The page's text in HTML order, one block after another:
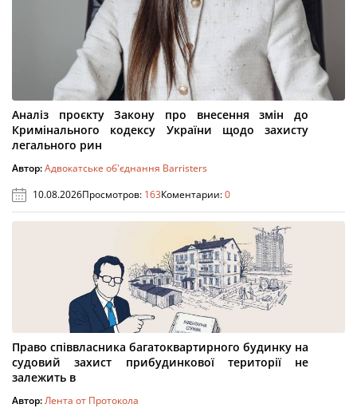
Аналіз проєкту Закону про внесення змін до
Кримінального кодексу України щодо захисту
легального рин
Автор:Адвокатське об'єднання Barristers
10.08.2026Просмотров: 163Коментарии:0
Право співвласника багатоквартирного будинку на
судовий захист прибудинкової території не
залежить в
Автор:Лента от Протокола